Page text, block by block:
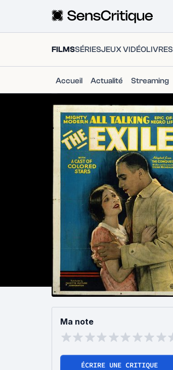
FILMSSÉRIESJEUX VIDÉOLIVRES
Accueil Actualité Streaming
Ma note
ÉCRIRE UNE CRITIQUE